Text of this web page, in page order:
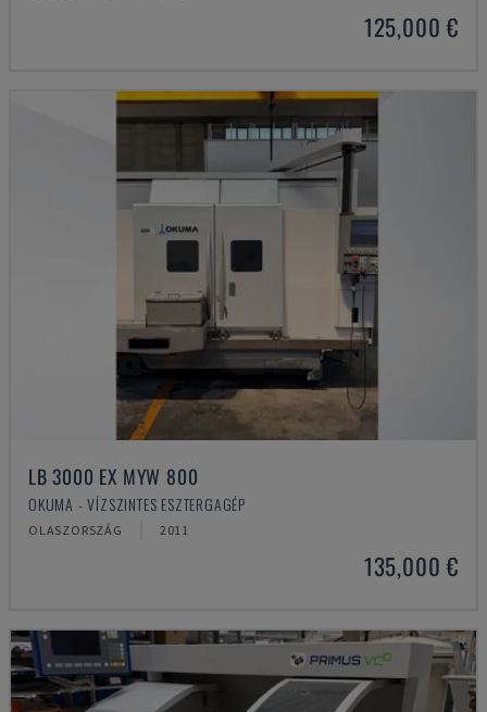
125,000 €
LB 3000 EX MYW 800
OKUMA - VÍZSZINTES ESZTERGAGÉP
OLASZORSZÁG 2011
135,000 €